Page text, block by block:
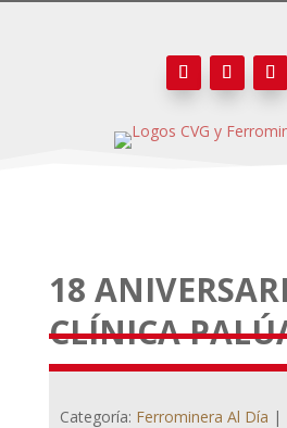
18
CLÍNICA
Categoría: Ferrominera Al Día |